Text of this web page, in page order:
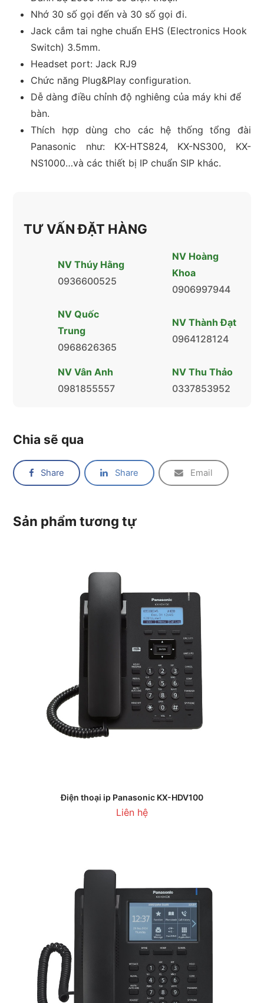
Nhớ 30 số gọi đến và 30 số gọi đi.
Jack cắm tai nghe chuẩn EHS (Electronics Hook
Switch) 3.5mm.
Headset port: Jack RJ9
Chức năng Plug&Play configuration.
Dễ dàng điều chỉnh độ nghiêng của máy khi để
bàn.
Thích hợp dùng cho các hệ thống tổng đài
Panasonic như: KX-HTS824, KX-NS300, KX-
NS1000…và các thiết bị IP chuẩn SIP khác.
TƯ VẤN ĐẶT HÀNG
NV Thúy Hằng
0936600525
NV Hoàng
Khoa
0906997944
NV Quốc
Trung
0968626365
NV Thành Đạt
0964128124
NV Vân Anh
0981855557
NV Thu Thảo
0337853952
Chia sẽ qua
Share Share Email
Sản phẩm tương tự
Điện thoại ip Panasonic KX-HDV100
Liên hệ